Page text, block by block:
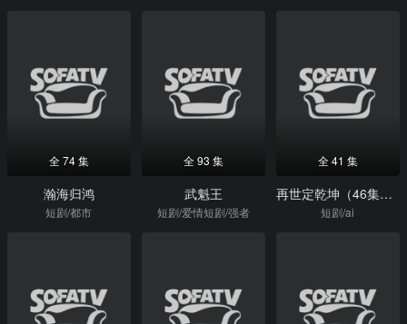
全 74 集
瀚海归鸿
短剧/都市
全 93 集
武魁王
短剧/爱情短剧/强者
全 41 集
再世定乾坤（46集）Ai短剧
短剧/ai